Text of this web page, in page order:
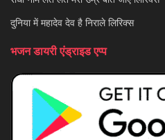
दुनिया में महादेव देव है निराले लिरिक्स
भजन डायरी एंड्राइड एप्प